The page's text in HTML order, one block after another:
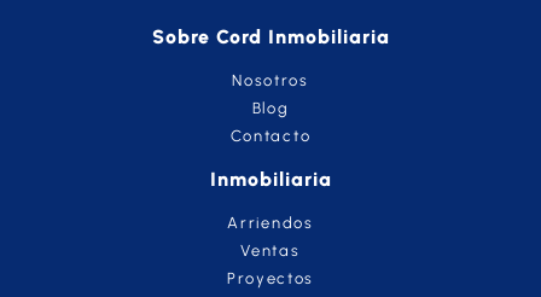
Sobre Cord Inmobiliaria
Nosotros
Blog
Contacto
Inmobiliaria
Arriendos
Ventas
Proyectos